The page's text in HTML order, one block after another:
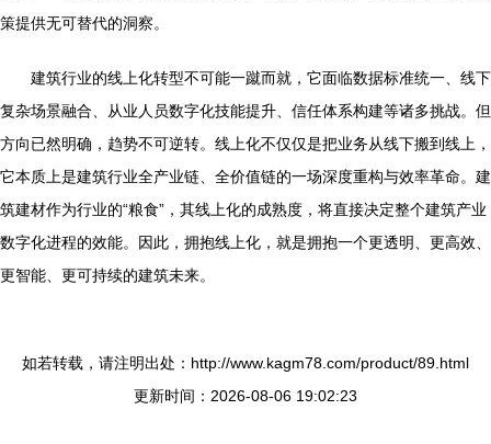
策提供无可替代的洞察。
建筑行业的线上化转型不可能一蹴而就，它面临数据标准统一、线下
复杂场景融合、从业人员数字化技能提升、信任体系构建等诸多挑战。但
方向已然明确，趋势不可逆转。线上化不仅仅是把业务从线下搬到线上，
它本质上是建筑行业全产业链、全价值链的一场深度重构与效率革命。建
筑建材作为行业的“粮食”，其线上化的成熟度，将直接决定整个建筑产业
数字化进程的效能。因此，拥抱线上化，就是拥抱一个更透明、更高效、
更智能、更可持续的建筑未来。
如若转载，请注明出处：http://www.kagm78.com/product/89.html
更新时间：2026-08-06 19:02:23